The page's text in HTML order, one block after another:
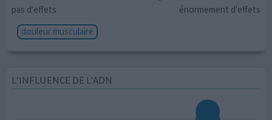
pas d'effets
énormement d'effets
douleur musculaire
L’INFLUENCE DE L'ADN